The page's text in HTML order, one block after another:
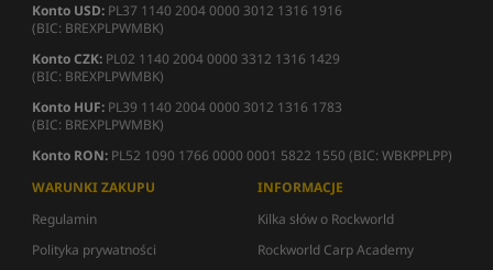
Konto USD: PL37 1140 2004 0000 3012 1316 1916
(BIC: BREXPLPWMBK)
Konto CZK: PL02 1140 2004 0000 3312 1316 1429
(BIC: BREXPLPWMBK)
Konto HUF: PL39 1140 2004 0000 3012 1316 1783
(BIC: BREXPLPWMBK)
Konto RON: PL52 1090 1766 0000 0001 5822 1550 (BIC: WBKPPLPP)
WARUNKI ZAKUPU
Regulamin
Polityka prywatności
INFORMACJE
Kilka słów o Rockworld
Rockworld Carp Academy